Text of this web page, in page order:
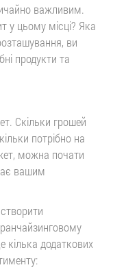
важливим.
у цьому місці? Яка
ви
продукти та
Скільки грошей
потрібно на
можна почати
вашим
кілька додаткових